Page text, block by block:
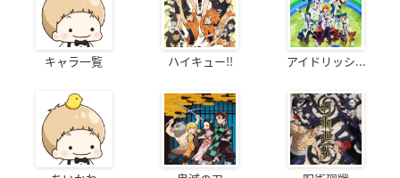
キャラ一覧 ハイキュー!! アイドリッシ...